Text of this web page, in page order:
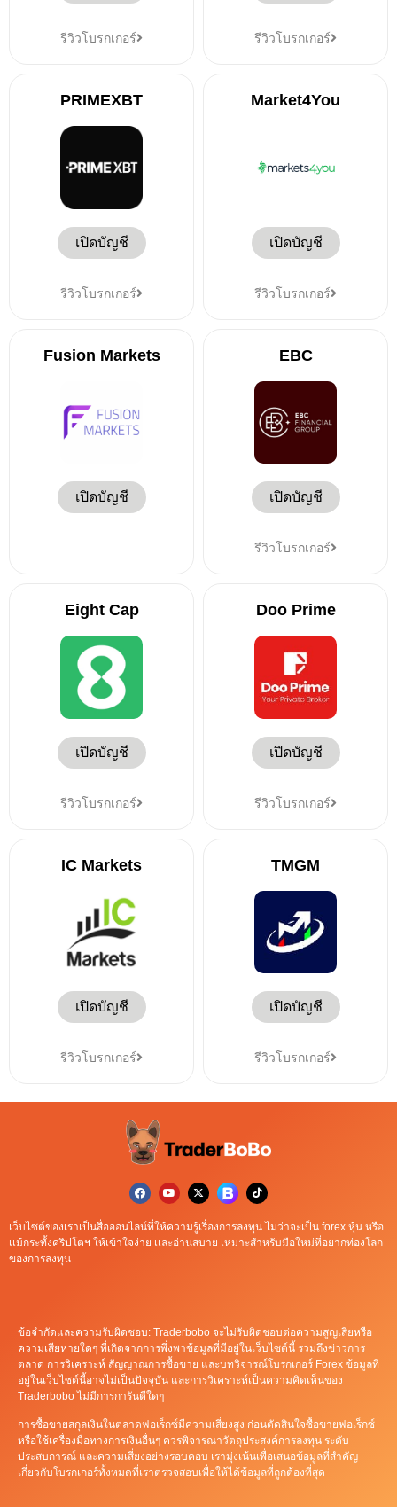
รีวิวโบรกเกอร์ รีวิวโบรกเกอร์
PRIMEXBT
เปิดบัญชี
รีวิวโบรกเกอร์
Market4You
เปิดบัญชี
รีวิวโบรกเกอร์
Fusion Markets
เปิดบัญชี
EBC
เปิดบัญชี
รีวิวโบรกเกอร์
Eight Cap
เปิดบัญชี
รีวิวโบรกเกอร์
Doo Prime
เปิดบัญชี
รีวิวโบรกเกอร์
IC Markets
เปิดบัญชี
รีวิวโบรกเกอร์
TMGM
เปิดบัญชี
รีวิวโบรกเกอร์
เว็บไซต์ของเราเป็นสื่อออนไลน์ที่ให้ความรู้เรื่องการลงทุน ไม่ว่าจะเป็น forex หุ้น หรือ
เเม้กระทั้งคริปโตฯ ให้เข้าใจง่าย เเละอ่านสบาย เหมาะสำหรับมือใหม่ที่อยากท่องโลก
ของการลงทุน
ข้อจำกัดและความรับผิดชอบ: Traderbobo จะไม่รับผิดชอบต่อความสูญเสียหรือ
ความเสียหายใดๆ ที่เกิดจากการพึ่งพาข้อมูลที่มีอยู่ในเว็บไซต์นี้ รวมถึงข่าวการ
ตลาด การวิเคราะห์ สัญญาณการซื้อขาย และบทวิจารณ์โบรกเกอร์ Forex ข้อมูลที่
อยู่ในเว็บไซต์นี้อาจไม่เป็นปัจจุบัน และการวิเคราะห์เป็นความคิดเห็นของ
Traderbobo ไม่มีการการันตีใดๆ
การซื้อขายสกุลเงินในตลาดฟอเร็กซ์มีความเสี่ยงสูง ก่อนตัดสินใจซื้อขายฟอเร็กซ์
หรือใช้เครื่องมือทางการเงินอื่นๆ ควรพิจารณาวัตถุประสงค์การลงทุน ระดับ
ประสบการณ์ และความเสี่ยงอย่างรอบคอบ เรามุ่งเน้นเพื่อเสนอข้อมูลที่สำคัญ
เกี่ยวกับโบรกเกอร์ทั้งหมดที่เราตรวจสอบเพื่อให้ได้ข้อมูลที่ถูกต้องที่สุด